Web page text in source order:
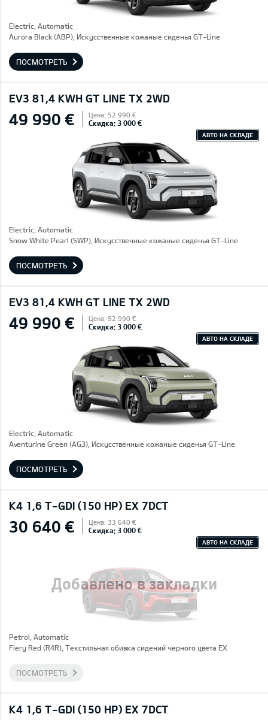
Electric, Automatic
Aurora Black (ABP), Искусственные кожаные сиденья GT-Line
ПОСМОТРЕТЬ
EV3 81,4 KWH GT LINE TX 2WD
49 990 € Цена: 52 990 €
Скидка: 3 000 €
АВТО НА СКЛАДЕ
Electric, Automatic
Snow White Pearl (SWP), Искусственные кожаные сиденья GT-Line
ПОСМОТРЕТЬ
EV3 81,4 KWH GT LINE TX 2WD
49 990 € Цена: 52 990 €
Скидка: 3 000 €
АВТО НА СКЛАДЕ
Electric, Automatic
Aventurine Green (AG3), Искусственные кожаные сиденья GT-Line
ПОСМОТРЕТЬ
K4 1,6 T-GDI (150 HP) EX 7DCT
Добавлено в закладки
30 640 € Цена: 33 640 €
Скидка: 3 000 €
АВТО НА СКЛАДЕ
Petrol, Automatic
Fiery Red (R4R), Текстильная обивка сидений черного цвета EX
ПОСМОТРЕТЬ
K4 1,6 T-GDI (150 HP) EX 7DCT